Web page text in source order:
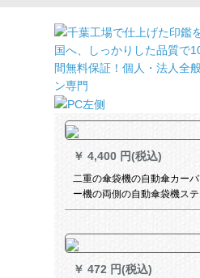
￥ 4,400 円(税込)
二重の傘袋機の自動傘カーバ
ー機の両側の自動傘袋機ステ
アリング傘カーバー機の豪華
アンズ色の鉄の漆焼き
￥ 472 円(税込)